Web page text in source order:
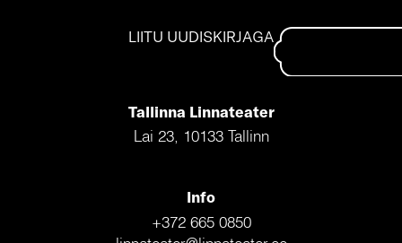
Tallinna Linnateater
Lai 23, 10133 Tallinn
Info
+372 665 0850
LIITU UUDISKIRJAGA